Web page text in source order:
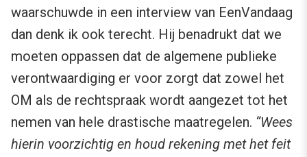
waarschuwde in een interview van EenVandaag
dan denk ik ook terecht. Hij benadrukt dat we
moeten oppassen dat de algemene publieke
verontwaardiging er voor zorgt dat zowel het
OM als de rechtspraak wordt aangezet tot het
nemen van hele drastische maatregelen. “Wees
hierin voorzichtig en houd rekening met het feit